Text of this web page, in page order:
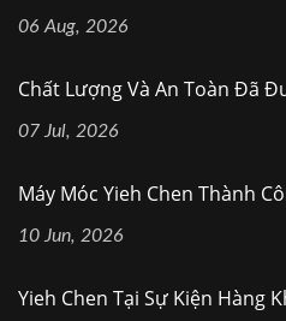
06 Aug, 2026
Chất Lượng Và An Toàn Đã
07 Jul, 2026
Máy Móc Yieh Chen Thành
10 Jun, 2026
Yieh Chen Tại Sự Kiện Hàng